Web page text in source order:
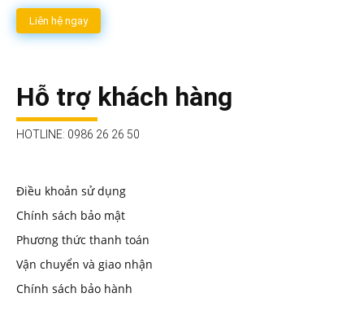
Liên hệ ngay
Hỗ trợ khách hàng
HOTLINE: 0986 26 26 50
Điều khoản sử dụng
Chính sách bảo mật
Phương thức thanh toán
Vận chuyển và giao nhận
Chính sách bảo hành